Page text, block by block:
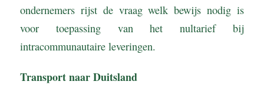
ondernemers rijst de vraag welk bewijs nodig is
voor toepassing van het nultarief bij
intracommunautaire leveringen.
Transport naar Duitsland